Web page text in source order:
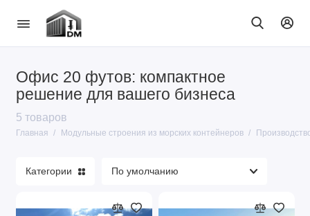
Офис 20 футов: компактное
решение для вашего бизнеса
5 товаров
Главная Модульные строения из морских контейнеров
Дома и бани
Производство и бизнес
Категории